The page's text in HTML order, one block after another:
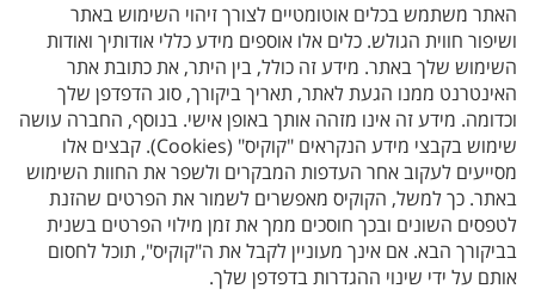
האתר משתמש בכלים אוטומטיים לצורך זיהוי השימוש באתר
ושיפור חווית הגולש. כלים אלו אוספים מידע כללי אודותיך ואודות
השימוש שלך באתר. מידע זה כולל, בין היתר, את כתובת אתר
האינטרנט ממנו הגעת לאתר, תאריך ביקורך, סוג הדפדפן שלך
וכדומה. מידע זה אינו מזהה אותך באופן אישי. בנוסף, החברה עושה
שימוש בקבצי מידע הנקראים "קוקיס" (Cookies). קבצים אלו
מסייעים לעקוב אחר העדפות המבקרים ולשפר את החוות השימוש
באתר. כך למשל, הקוקיס מאפשרים לשמור את הפרטים שהזנת
לטפסים השונים ובכך חוסכים ממך את זמן מילוי הפרטים בשנית
בביקורך הבא. אם אינך מעוניין לקבל את ה"קוקיס", תוכל לחסום
אותם על ידי שינוי ההגדרות בדפדפן שלך.